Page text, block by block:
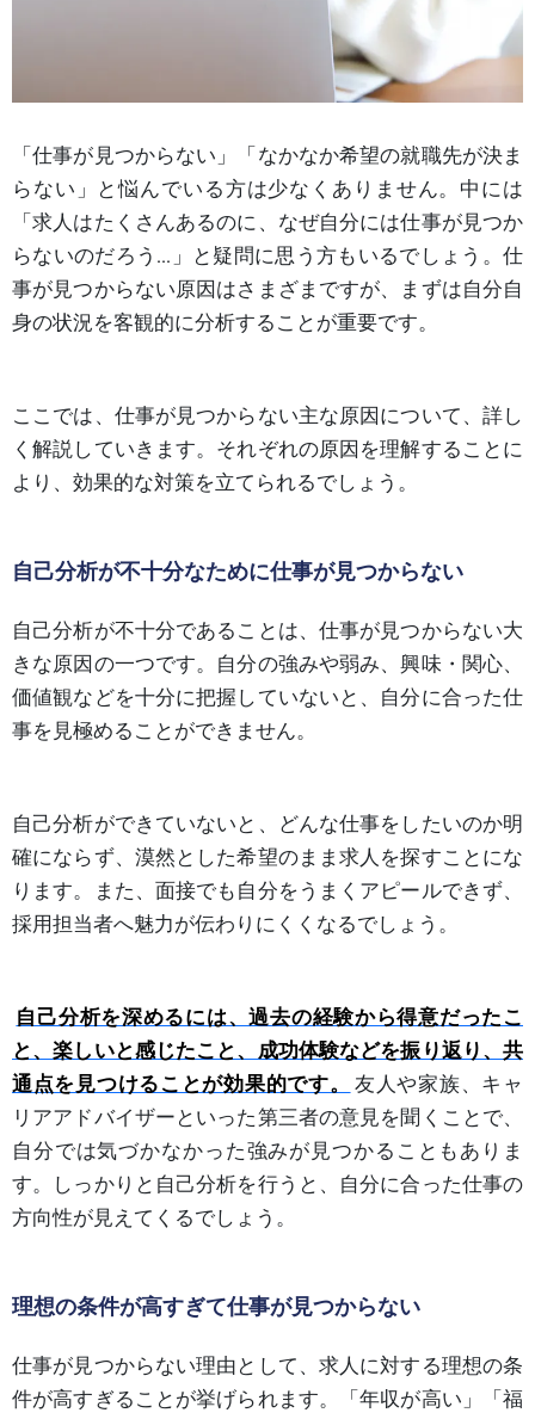
「仕事が見つからない」「なかなか希望の就職先が決ま
らない」と悩んでいる方は少なくありません。中には
「求人はたくさんあるのに、なぜ自分には仕事が見つか
らないのだろう…」と疑問に思う方もいるでしょう。仕
事が見つからない原因はさまざまですが、まずは自分自
身の状況を客観的に分析することが重要です。
ここでは、仕事が見つからない主な原因について、詳し
く解説していきます。それぞれの原因を理解することに
より、効果的な対策を立てられるでしょう。
自己分析が不十分なために仕事が見つからない
自己分析が不十分であることは、仕事が見つからない大
きな原因の一つです。自分の強みや弱み、興味・関心、
価値観などを十分に把握していないと、自分に合った仕
事を見極めることができません。
自己分析ができていないと、どんな仕事をしたいのか明
確にならず、漠然とした希望のまま求人を探すことにな
ります。また、面接でも自分をうまくアピールできず、
採用担当者へ魅力が伝わりにくくなるでしょう。
自己分析を深めるには、過去の経験から得意だったこ
と、楽しいと感じたこと、成功体験などを振り返り、共
通点を見つけることが効果的です。
友人や家族、キャ
リアアドバイザーといった第三者の意見を聞くことで、
自分では気づかなかった強みが見つかることもありま
す。しっかりと自己分析を行うと、自分に合った仕事の
方向性が見えてくるでしょう。
理想の条件が高すぎて仕事が見つからない
仕事が見つからない理由として、求人に対する理想の条
件が高すぎることが挙げられます。「年収が高い」「福